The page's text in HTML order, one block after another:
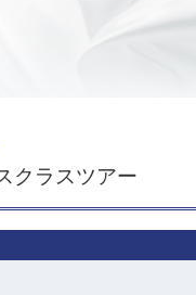
クラスツアー